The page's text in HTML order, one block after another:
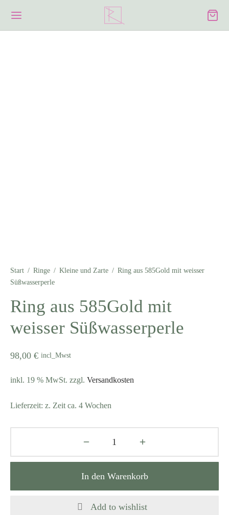
Start / Ringe / Kleine und Zarte / Ring aus 585Gold mit weisser
Süßwasserperle
Ring aus 585Gold mit
weisser Süßwasserperle
98,00 € incl_Mwst
inkl. 19 % MwSt. zzgl. Versandkosten
Lieferzeit: z. Zeit ca. 4 Wochen
In den Warenkorb
Add to wishlist